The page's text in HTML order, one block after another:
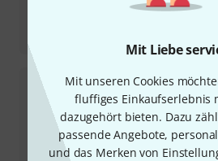
Mit Liebe
Mit unseren Cookies
fluffiges Einkaufserlebnis
dazugehört bieten. Dazu
passende Angebote,
und das Merken von